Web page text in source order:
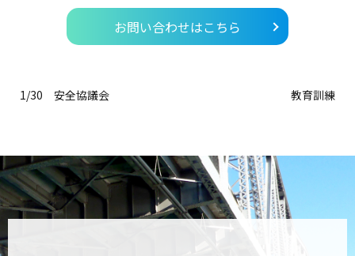
お問い合わせはこちら
1/30 安全協議会 教育訓練